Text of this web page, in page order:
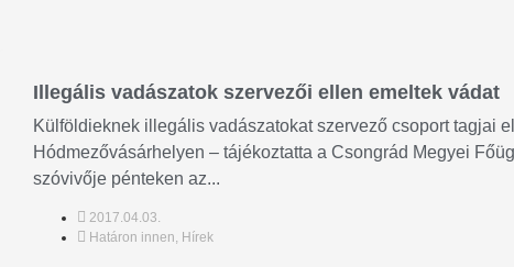
Illegális vadászatok szervezői ellen emeltek vádat
Külföldieknek illegális vadászatokat szervező csoport tagjai
Hódmezővásárhelyen – tájékoztatta a Csongrád Megyei
szóvivője pénteken az...
2017.04.03.
Határon innen, Hírek